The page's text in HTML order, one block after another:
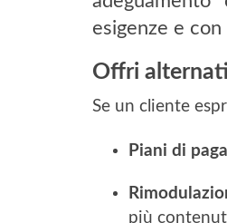
esigenze e
Offri
Se un cliente
Piani di
più